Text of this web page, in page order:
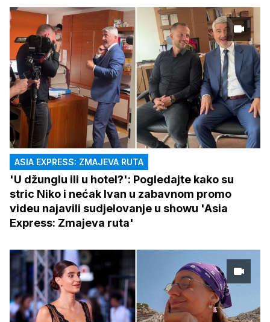
ASIA EXPRESS: ZMAJEVA RUTA
'U džunglu ili u hotel?': Pogledajte kako su
stric Niko i nećak Ivan u zabavnom promo
videu najavili sudjelovanje u showu 'Asia
Express: Zmajeva ruta'